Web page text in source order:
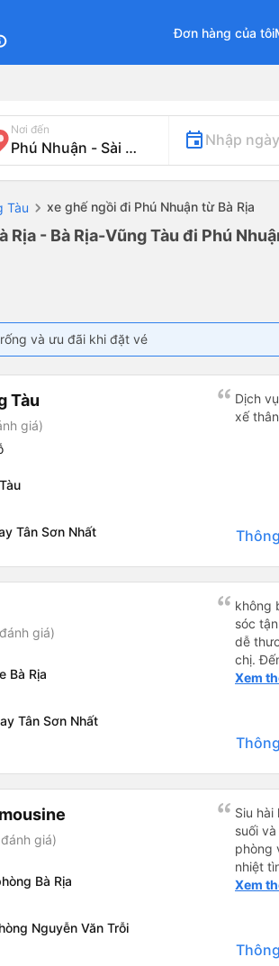
Đơn hàng của tôi
Nơi đến
Nhập
Tàu xe ghế ngồi đi Phú Nhuận từ Bà Rịa
- Bà Rịa-Vũng Tàu đi Phú
và ưu đãi khi đặt vé
Tàu
giá)
Tân Sơn Nhất
Dịch
xế
giá)
Bà Rịa
Tân Sơn Nhất
không
sóc
dễ
chị.
ở chỗ
khác
Mình
nhỏ
Xem
giá)
Bà Rịa
Nguyễn Văn Trỗi
Siu
suối
phòng
nhiệt
nhân
lúc
mình
đổi xe
Xem